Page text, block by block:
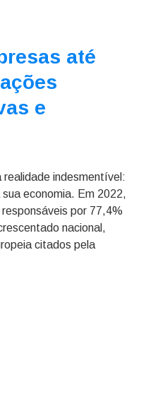
até
e
realidade indesmentível:
economia. Em 2022,
por 77,4%
nacional,
citados pela